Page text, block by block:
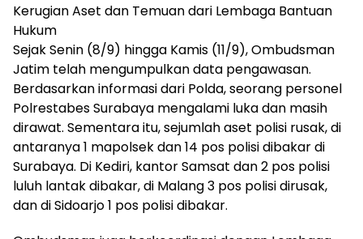
Kerugian Aset dan Temuan dari Lembaga Bantuan
Hukum
Sejak Senin (8/9) hingga Kamis (11/9), Ombudsman
Jatim telah mengumpulkan data pengawasan.
Berdasarkan informasi dari Polda, seorang personel
Polrestabes Surabaya mengalami luka dan masih
dirawat. Sementara itu, sejumlah aset polisi rusak, di
antaranya 1 mapolsek dan 14 pos polisi dibakar di
Surabaya. Di Kediri, kantor Samsat dan 2 pos polisi
luluh lantak dibakar, di Malang 3 pos polisi dirusak,
dan di Sidoarjo 1 pos polisi dibakar.